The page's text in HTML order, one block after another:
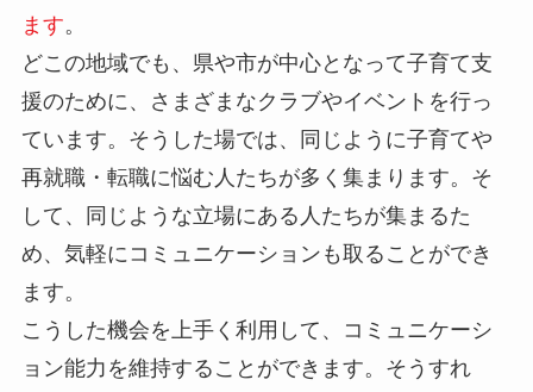
ます。
どこの地域でも、県や市が中心となって子育て支
援のために、さまざまなクラブやイベントを行っ
ています。そうした場では、同じように子育てや
再就職・転職に悩む人たちが多く集まります。そ
して、同じような立場にある人たちが集まるた
め、気軽にコミュニケーションも取ることができ
ます。
こうした機会を上手く利用して、コミュニケーシ
ョン能力を維持することができます。そうすれ